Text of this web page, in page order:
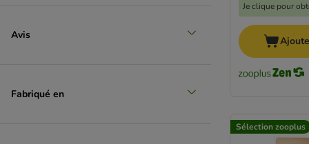
Kitty Cat
Animonda Carny
Avis
Fabriqué en
Je clique pour
Sélection zooplus